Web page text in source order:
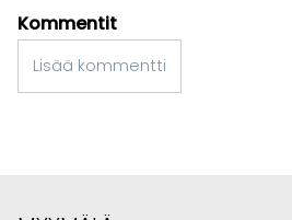
Kommentit
Lisää kommentti